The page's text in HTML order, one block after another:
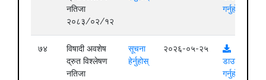
नतिजा
२०८३/०२/१२
गर्नुहोस्
७४
विषादी अवशेष
द्रुत विश्लेषण
नतिजा
सूचना
हेर्नुहोस्
२०२६-०५-२५
डाउनलोड
गर्नुहोस्